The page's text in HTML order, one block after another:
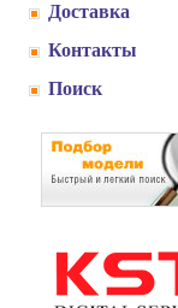
Доставка
Контакты
Поиск